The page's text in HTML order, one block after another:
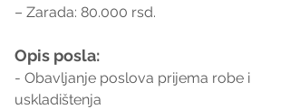
– Zarada: 80.000 rsd.
Opis posla:
- Obavljanje poslova prijema robe i
uskladištenja